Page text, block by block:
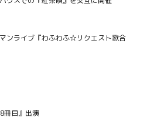
ンライブ『わふわふ☆リクエスト歌合
冊目』出演